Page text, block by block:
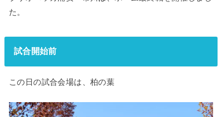
た。
試合開始前
この日の試合会場は、柏の葉